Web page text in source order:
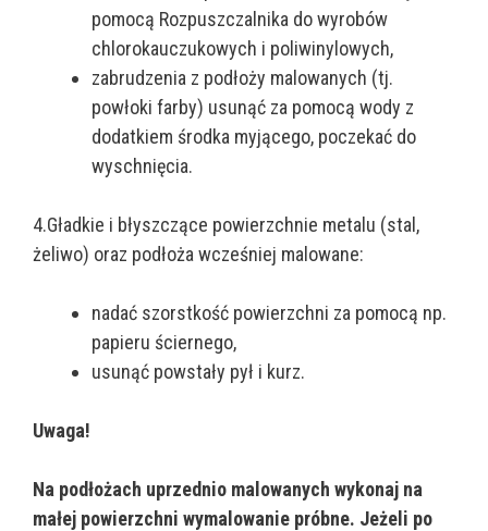
pomocą Rozpuszczalnika do wyrobów
chlorokauczukowych i poliwinylowych,
zabrudzenia z podłoży malowanych (tj.
powłoki farby) usunąć za pomocą wody z
dodatkiem środka myjącego, poczekać do
wyschnięcia.
4.Gładkie i błyszczące powierzchnie metalu (stal,
żeliwo) oraz podłoża wcześniej malowane:
nadać szorstkość powierzchni za pomocą np.
papieru ściernego,
usunąć powstały pył i kurz.
Uwaga!
Na podłożach uprzednio malowanych wykonaj na
małej powierzchni wymalowanie próbne. Jeżeli po